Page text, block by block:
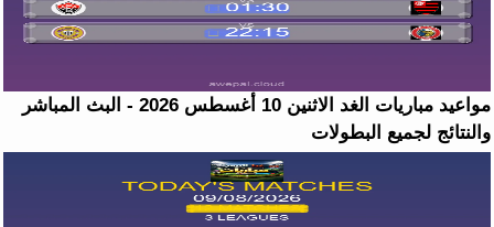
مواعيد مباريات الغد الاثنين 10 أغسطس 2026 - البث المباشر
والنتائج لجميع البطولات